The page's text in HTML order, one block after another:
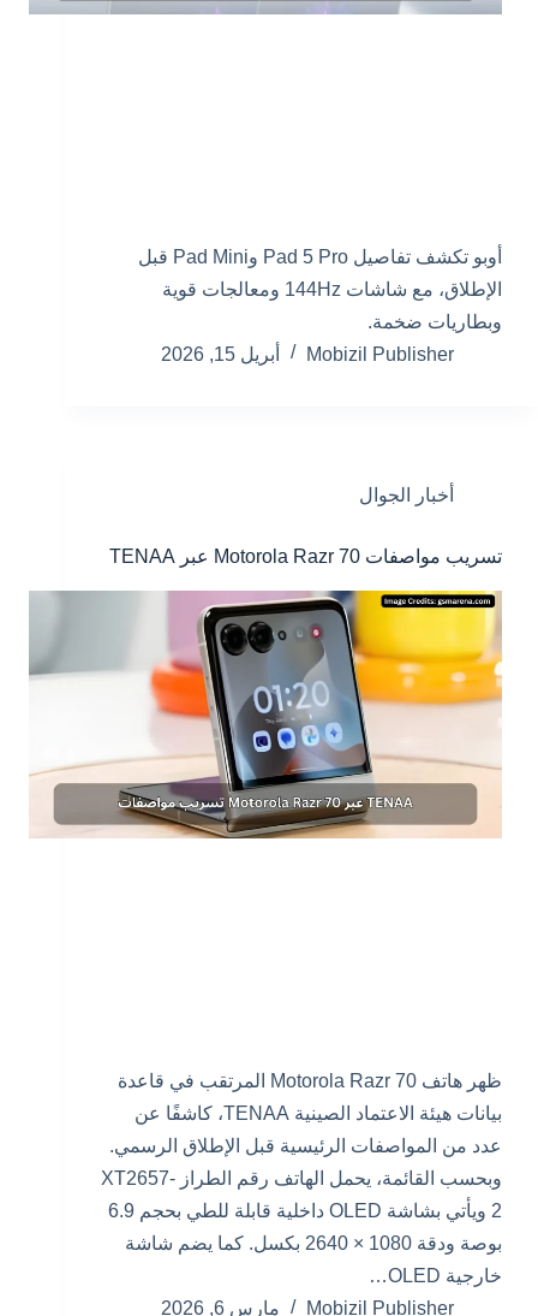
أوبو تكشف تفاصيل Pad 5 Pro وPad Mini قبل
الإطلاق، مع شاشات 144Hz ومعالجات قوية
وبطاريات ضخمة.
Mobizil Publisher
أبريل 15, 2026
أخبار الجوال
تسريب مواصفات Motorola Razr 70 عبر TENAA
ظهر هاتف Motorola Razr 70 المرتقب في قاعدة
بيانات هيئة الاعتماد الصينية TENAA، كاشفًا عن
عدد من المواصفات الرئيسية قبل الإطلاق الرسمي.
وبحسب القائمة، يحمل الهاتف رقم الطراز XT2657-
2 ويأتي بشاشة OLED داخلية قابلة للطي بحجم 6.9
بوصة ودقة 1080 × 2640 بكسل. كما يضم شاشة
خارجية OLED…
Mobizil Publisher
مارس 6, 2026